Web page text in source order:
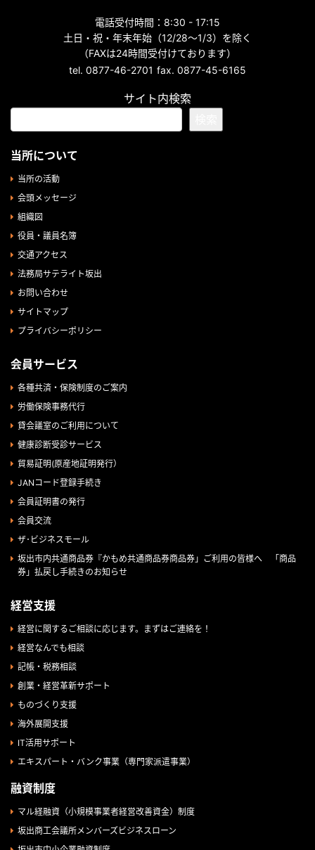
電話受付時間：8:30 - 17:15
土日・祝・年末年始（12/28～1/3）を除く
（FAXは24時間受付けております）
tel. 0877-46-2701 fax. 0877-45-6165
サイト内検索
当所について
当所の活動
会頭メッセージ
組織図
役員・議員名簿
交通アクセス
法務局サテライト坂出
お問い合わせ
サイトマップ
プライバシーポリシー
会員サービス
各種共済・保険制度のご案内
労働保険事務代行
貸会議室のご利用について
健康診断受診サービス
貿易証明(原産地証明発行）
JANコード登録手続き
会員証明書の発行
会員交流
ザ･ビジネスモール
坂出市内共通商品券『かもめ共通商品券商品券」ご利用の皆様へ 「商品
券」払戻し手続きのお知らせ
経営支援
経営に関するご相談に応じます。まずはご連絡を！
経営なんでも相談
記帳・税務相談
創業・経営革新サポート
ものづくり支援
海外展開支援
IT活用サポート
エキスパート・バンク事業（専門家派遣事業）
融資制度
マル経融資（小規模事業者経営改善資金）制度
坂出商工会議所メンバーズビジネスローン